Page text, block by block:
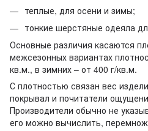
теплые, для осени и зимы;
тонкие шерстяные одеяла
Основные различия касаются
межсезонных вариантах
кв.м., в зимних – от 400 г/кв.м.
С плотностью связан вес
покрывал и почитатели
Производители обычно не
его можно вычислить,